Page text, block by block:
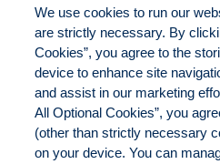
Tags:
Comments
We use cookies to run our
are strictly necessary. By
Cookies”, you agree to the
device to enhance site
and assist in our marketing
All Optional Cookies”, you
(other than strictly necessary
on your device. You can